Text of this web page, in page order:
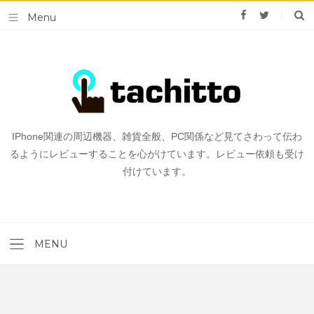
IPhone関連の周辺機器、雑貨全般、PC関係など見てさわって伝わ
るようにレビューすることを心がけています。レビュー依頼も受け
付けています。